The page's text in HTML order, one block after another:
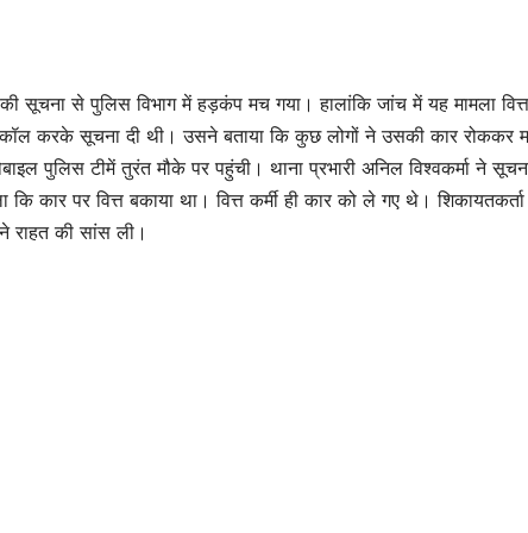
सूचना से पुलिस विभाग में हड़कंप मच गया। हालांकि जांच में यह मामला
करके सूचना दी थी। उसने बताया कि कुछ लोगों ने उसकी कार रोककर
पुलिस टीमें तुरंत मौके पर पहुंची। थाना प्रभारी अनिल विश्वकर्मा ने
पर वित्त बकाया था। वित्त कर्मी ही कार को ले गए थे।
की सांस ली।
Rinku Or
Demanding
His Transfer –
Jalaun News